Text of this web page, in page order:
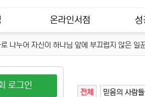
온라인서점 성
나누어 자신이 하나님 앞에 부끄럽지 않은
전체 믿음의 사람
로그인